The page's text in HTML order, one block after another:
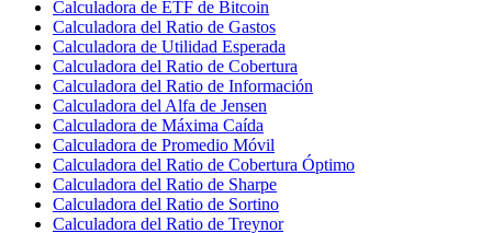
Calculadora de ETF de Bitcoin
Calculadora del Ratio de Gastos
Calculadora de Utilidad Esperada
Calculadora del Ratio de Cobertura
Calculadora del Ratio de Información
Calculadora del Alfa de Jensen
Calculadora de Máxima Caída
Calculadora de Promedio Móvil
Calculadora del Ratio de Cobertura Óptimo
Calculadora del Ratio de Sharpe
Calculadora del Ratio de Sortino
Calculadora del Ratio de Treynor